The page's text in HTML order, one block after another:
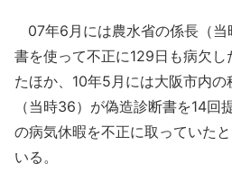
07年6月には農水省の係長（当
書を使って不正に129日も病欠
たほか、10年5月には大阪市内
（当時36）が偽造診断書を14回
の病気休暇を不正に取っていた
いる。